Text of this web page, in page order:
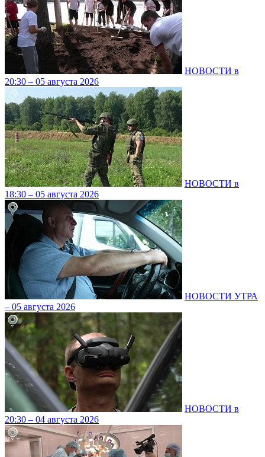
НОВОСТИ в
20:30 – 05 августа 2026
НОВОСТИ в
18:30 – 05 августа 2026
НОВОСТИ УТРА
– 05 августа 2026
НОВОСТИ в
20:30 – 04 августа 2026